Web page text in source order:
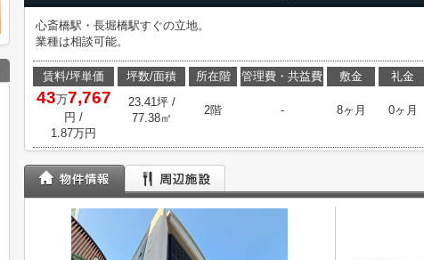
心斎橋駅・長堀橋駅すぐの立地。
業種は相談可能。
賃料/坪単価
43万7,767
円 /
1.87万円
坪数/面積
23.41坪 /
77.38㎡
所在階
2階
管理費・共益費
-
敷金
8ヶ月
礼金
0ヶ月